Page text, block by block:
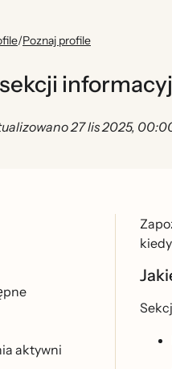
/Poznaj profile
27 lis 2025,
aktywni